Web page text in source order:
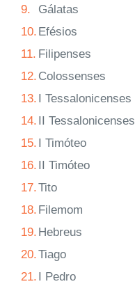
9.
Gálatas
10. Efésios
11. Filipenses
12. Colossenses
13. I Tessalonicenses
14. II Tessalonicenses
15. I Timóteo
16. II Timóteo
17.Tito
18. Filemom
19. Hebreus
20.Tiago
21. I Pedro